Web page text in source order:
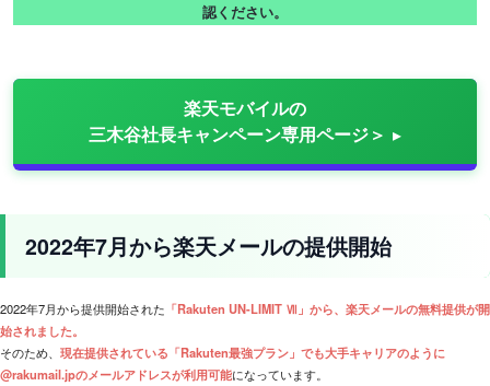
認ください。
楽天モバイルの
三木谷社長キャンペーン専用ページ＞
2022年7月から楽天メールの提供開始
2022年7月から提供開始された 「Rakuten UN-LIMIT Ⅶ」から、楽天メールの無料提供が開
始されました。
そのため、 現在提供されている「Rakuten最強プラン」でも大手キャリアのように
@rakumail.jpのメールアドレスが利用可能になっています。